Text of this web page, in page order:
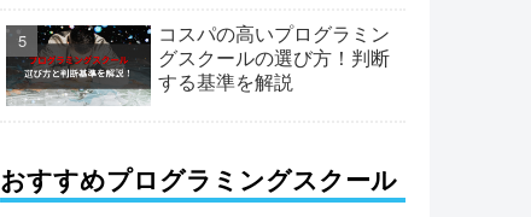
コスパの高いプログラミン
グスクールの選び方！判断
する基準を解説
おすすめプログラミングスクール